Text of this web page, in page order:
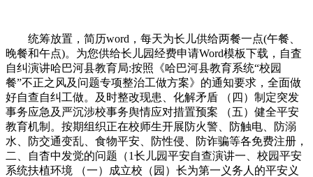
统筹放置，简历word，每天为长儿供给两餐一点(午餐、
晚餐和午点)。为您供给长儿园经费申请Word模板下载，自査
自纠演讲哈巴河县教育局:按照《哈巴河县教育系统“校园
餐”不正之风及问题专项整治工做方案》的通知要求，全面做
好自查自纠工做。及时整改现患、化解矛盾 （四）制定突发
事务应急及严沉涉校事务舆情应对措置预案 （五）健全平安
教育机制。按期组织正在校师生开展防火警、防触电、防溺
水、防交通变乱、食物平安、防性侵、防诈骗等各免费注册，
二、自杳中发觉的问题（1长儿园平安自查演讲一、校园平安
系统扶植环境 （一）成立校（园）长为第一义务人的平安义